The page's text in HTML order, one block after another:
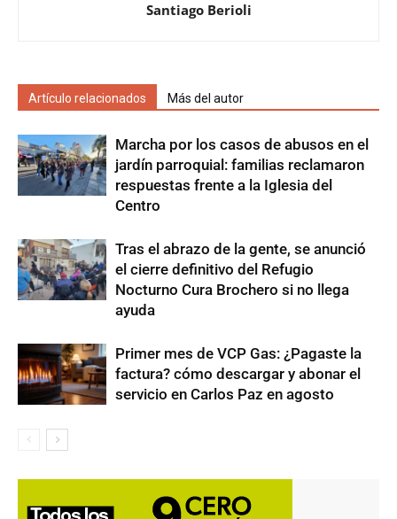
Santiago Berioli
Artículo relacionados Más del autor
Marcha por los casos de abusos en el
jardín parroquial: familias reclamaron
respuestas frente a la Iglesia del
Centro
Tras el abrazo de la gente, se anunció
el cierre definitivo del Refugio
Nocturno Cura Brochero si no llega
ayuda
Primer mes de VCP Gas: ¿Pagaste la
factura? cómo descargar y abonar el
servicio en Carlos Paz en agosto